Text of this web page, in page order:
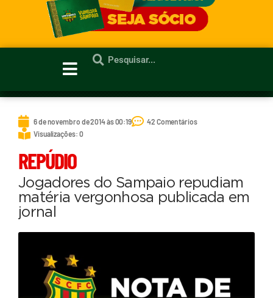
6 de novembro de 2014 às 00:19
42 Comentários
Visualizações: 0
REPÚDIO
Jogadores do Sampaio repudiam
matéria vergonhosa publicada em
jornal